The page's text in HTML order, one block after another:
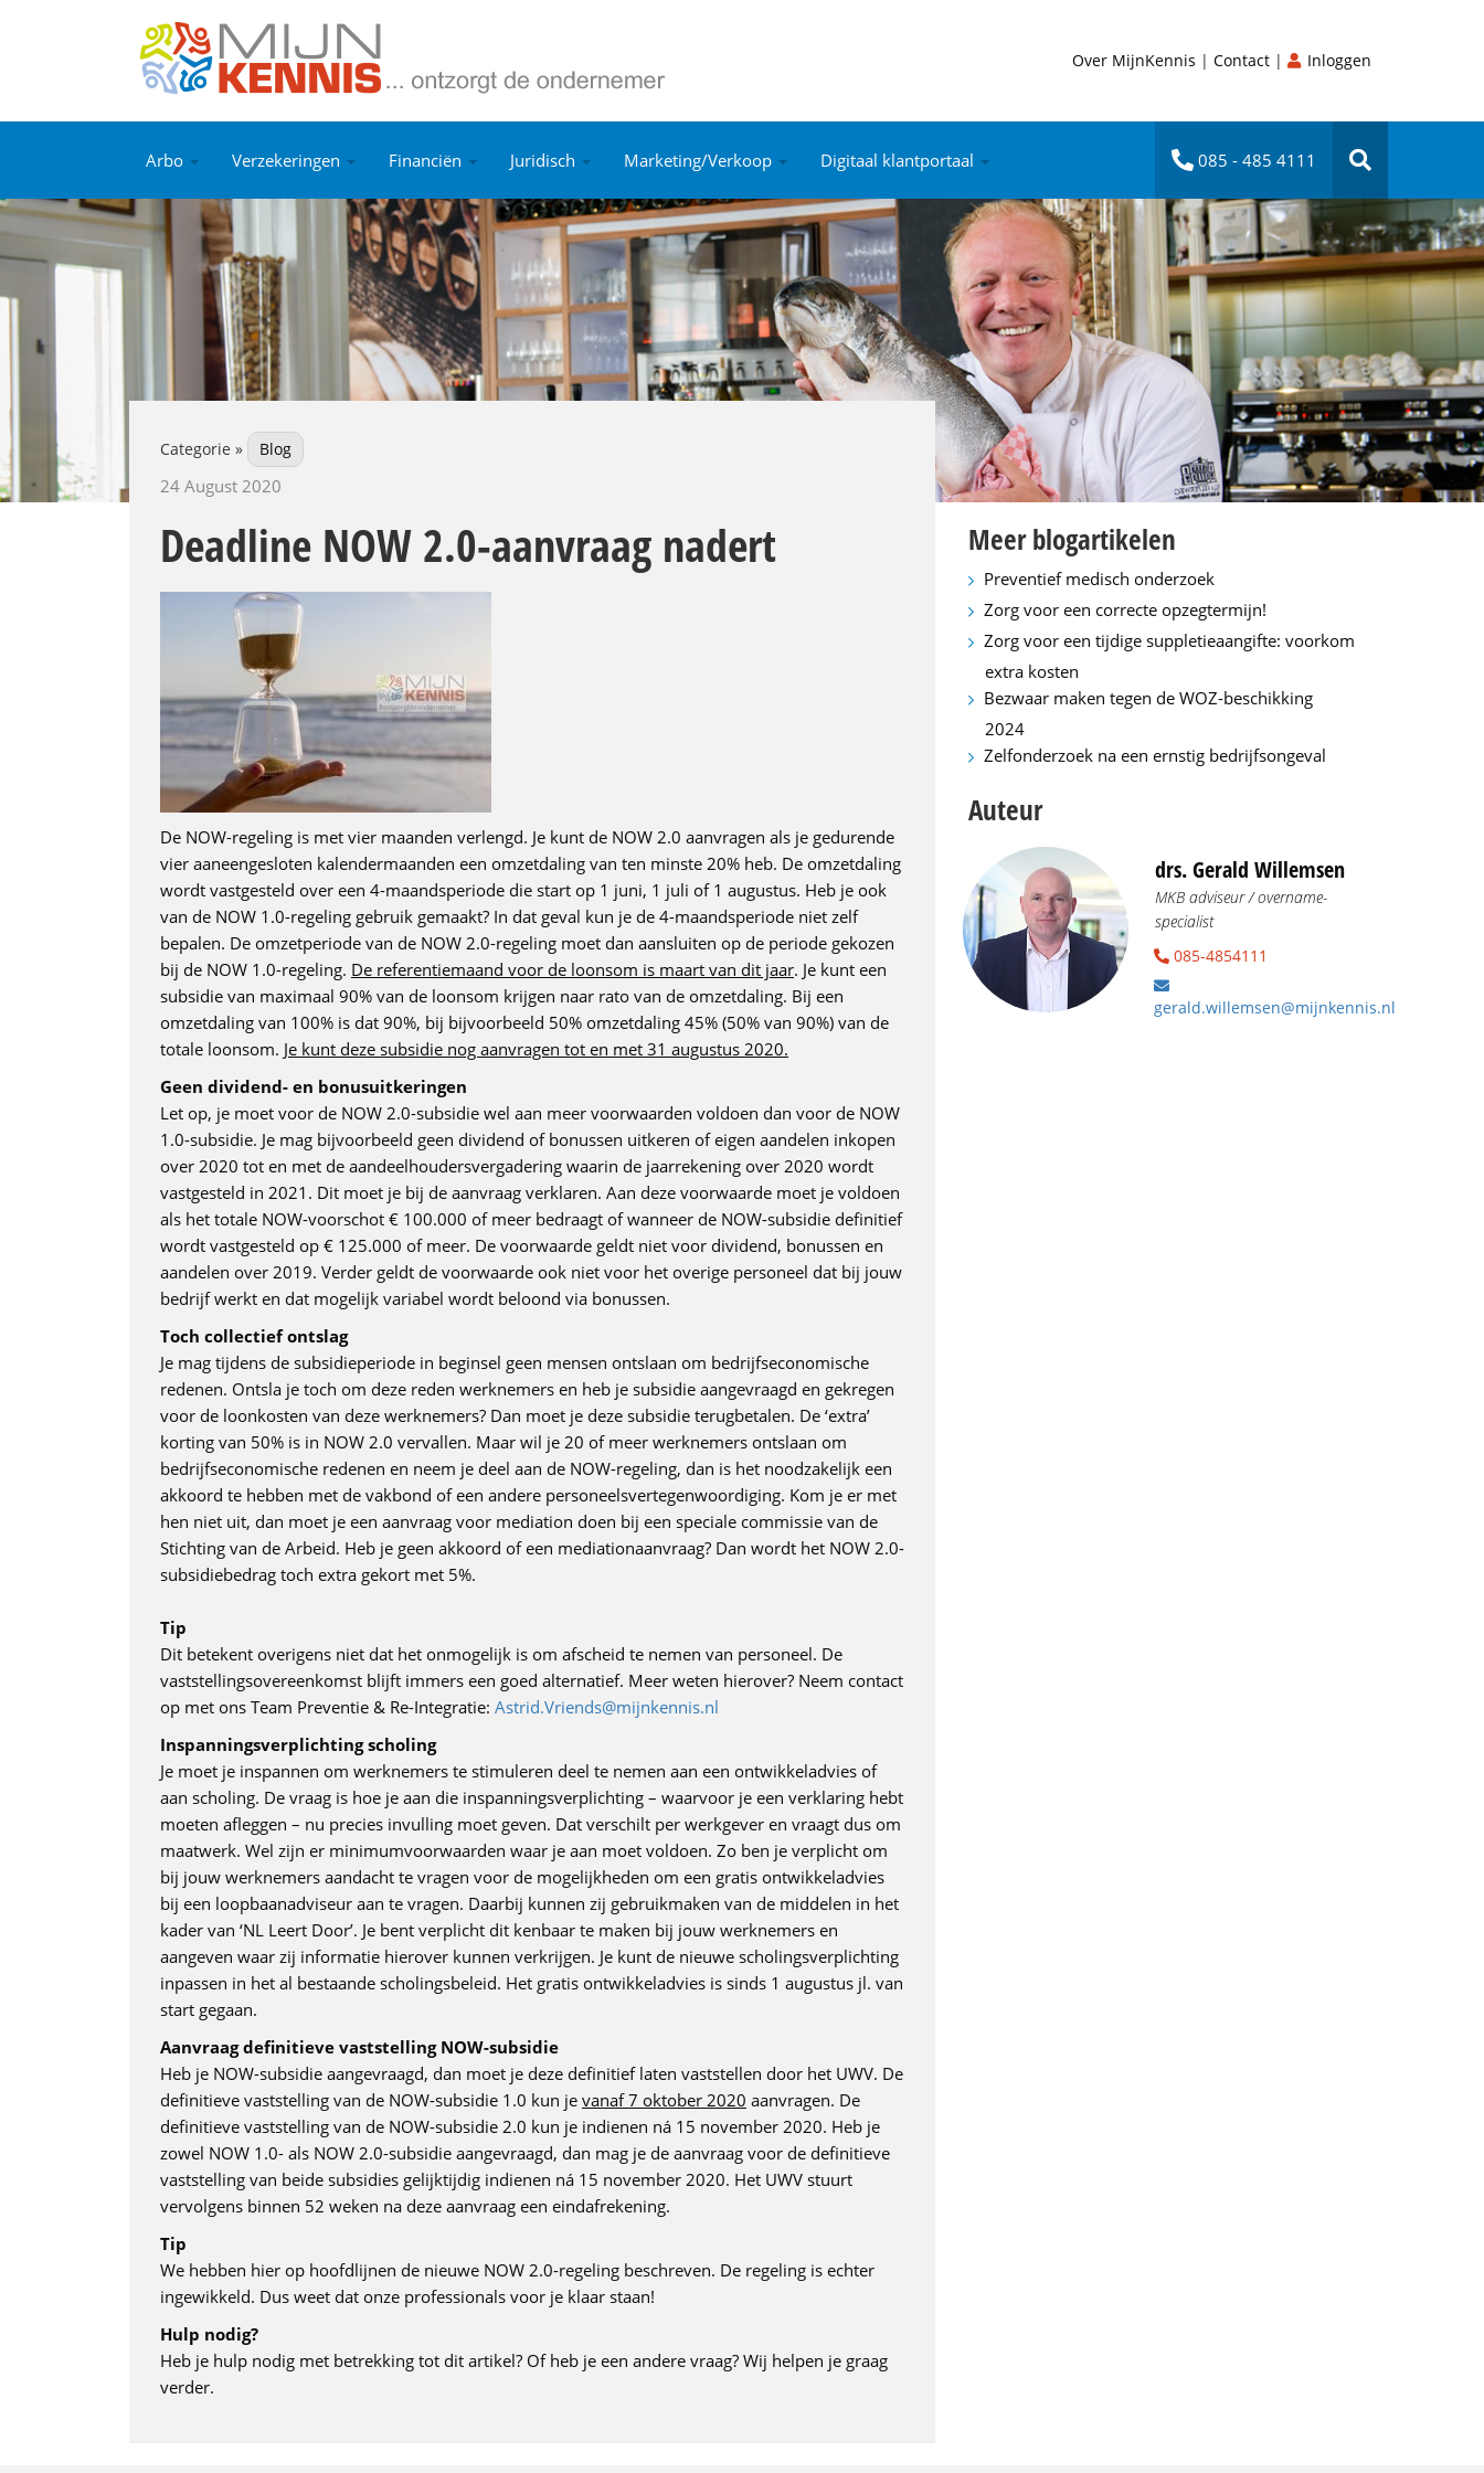
Over MijnKennis | Contact | Inloggen
Arbo Verzekeringen Financiën Juridisch Marketing/Verkoop Digitaal klantportaal 085 - 485 4111
Categorie » Blog
24 August 2020
Deadline NOW 2.0-aanvraag nadert
De NOW-regeling is met vier maanden verlengd. Je kunt de NOW 2.0 aanvragen als je gedurende
vier aaneengesloten kalendermaanden een omzetdaling van ten minste 20% heb. De omzetdaling
wordt vastgesteld over een 4-maandsperiode die start op 1 juni, 1 juli of 1 augustus. Heb je ook
van de NOW 1.0-regeling gebruik gemaakt? In dat geval kun je de 4-maandsperiode niet zelf
bepalen. De omzetperiode van de NOW 2.0-regeling moet dan aansluiten op de periode gekozen
bij de NOW 1.0-regeling. De referentiemaand voor de loonsom is maart van dit jaar. Je kunt een
subsidie van maximaal 90% van de loonsom krijgen naar rato van de omzetdaling. Bij een
omzetdaling van 100% is dat 90%, bij bijvoorbeeld 50% omzetdaling 45% (50% van 90%) van de
totale loonsom. Je kunt deze subsidie nog aanvragen tot en met 31 augustus 2020.
Geen dividend- en bonusuitkeringen
Let op, je moet voor de NOW 2.0-subsidie wel aan meer voorwaarden voldoen dan voor de NOW
1.0-subsidie. Je mag bijvoorbeeld geen dividend of bonussen uitkeren of eigen aandelen inkopen
over 2020 tot en met de aandeelhoudersvergadering waarin de jaarrekening over 2020 wordt
vastgesteld in 2021. Dit moet je bij de aanvraag verklaren. Aan deze voorwaarde moet je voldoen
als het totale NOW-voorschot € 100.000 of meer bedraagt of wanneer de NOW-subsidie definitief
wordt vastgesteld op € 125.000 of meer. De voorwaarde geldt niet voor dividend, bonussen en
aandelen over 2019. Verder geldt de voorwaarde ook niet voor het overige personeel dat bij jouw
bedrijf werkt en dat mogelijk variabel wordt beloond via bonussen.
Toch collectief ontslag
Je mag tijdens de subsidieperiode in beginsel geen mensen ontslaan om bedrijfseconomische
redenen. Ontsla je toch om deze reden werknemers en heb je subsidie aangevraagd en gekregen
voor de loonkosten van deze werknemers? Dan moet je deze subsidie terugbetalen. De ‘extra’
korting van 50% is in NOW 2.0 vervallen. Maar wil je 20 of meer werknemers ontslaan om
bedrijfseconomische redenen en neem je deel aan de NOW-regeling, dan is het noodzakelijk een
akkoord te hebben met de vakbond of een andere personeelsvertegenwoordiging. Kom je er met
hen niet uit, dan moet je een aanvraag voor mediation doen bij een speciale commissie van de
Stichting van de Arbeid. Heb je geen akkoord of een mediationaanvraag? Dan wordt het NOW 2.0-
subsidiebedrag toch extra gekort met 5%.
Tip
Dit betekent overigens niet dat het onmogelijk is om afscheid te nemen van personeel. De
vaststellingsovereenkomst blijft immers een goed alternatief. Meer weten hierover? Neem contact
op met ons Team Preventie & Re-Integratie: Astrid.Vriends@mijnkennis.nl
Inspanningsverplichting scholing
Je moet je inspannen om werknemers te stimuleren deel te nemen aan een ontwikkeladvies of
aan scholing. De vraag is hoe je aan die inspanningsverplichting – waarvoor je een verklaring hebt
moeten afleggen – nu precies invulling moet geven. Dat verschilt per werkgever en vraagt dus om
maatwerk. Wel zijn er minimumvoorwaarden waar je aan moet voldoen. Zo ben je verplicht om
bij jouw werknemers aandacht te vragen voor de mogelijkheden om een gratis ontwikkeladvies
bij een loopbaanadviseur aan te vragen. Daarbij kunnen zij gebruikmaken van de middelen in het
kader van ‘NL Leert Door’. Je bent verplicht dit kenbaar te maken bij jouw werknemers en
aangeven waar zij informatie hierover kunnen verkrijgen. Je kunt de nieuwe scholingsverplichting
inpassen in het al bestaande scholingsbeleid. Het gratis ontwikkeladvies is sinds 1 augustus jl. van
start gegaan.
Aanvraag definitieve vaststelling NOW-subsidie
Heb je NOW-subsidie aangevraagd, dan moet je deze definitief laten vaststellen door het UWV. De
definitieve vaststelling van de NOW-subsidie 1.0 kun je vanaf 7 oktober 2020 aanvragen. De
definitieve vaststelling van de NOW-subsidie 2.0 kun je indienen ná 15 november 2020. Heb je
zowel NOW 1.0- als NOW 2.0-subsidie aangevraagd, dan mag je de aanvraag voor de definitieve
vaststelling van beide subsidies gelijktijdig indienen ná 15 november 2020. Het UWV stuurt
vervolgens binnen 52 weken na deze aanvraag een eindafrekening.
Tip
We hebben hier op hoofdlijnen de nieuwe NOW 2.0-regeling beschreven. De regeling is echter
ingewikkeld. Dus weet dat onze professionals voor je klaar staan!
Hulp nodig?
Heb je hulp nodig met betrekking tot dit artikel? Of heb je een andere vraag? Wij helpen je graag
verder.
Meer blogartikelen
Preventief medisch onderzoek
Zorg voor een correcte opzegtermijn!
Zorg voor een tijdige suppletieaangifte: voorkom
extra kosten
Bezwaar maken tegen de WOZ-beschikking
2024
Zelfonderzoek na een ernstig bedrijfsongeval
Auteur
drs. Gerald Willemsen
MKB adviseur / overname-
specialist
085-4854111
gerald.willemsen@mijnkennis.nl